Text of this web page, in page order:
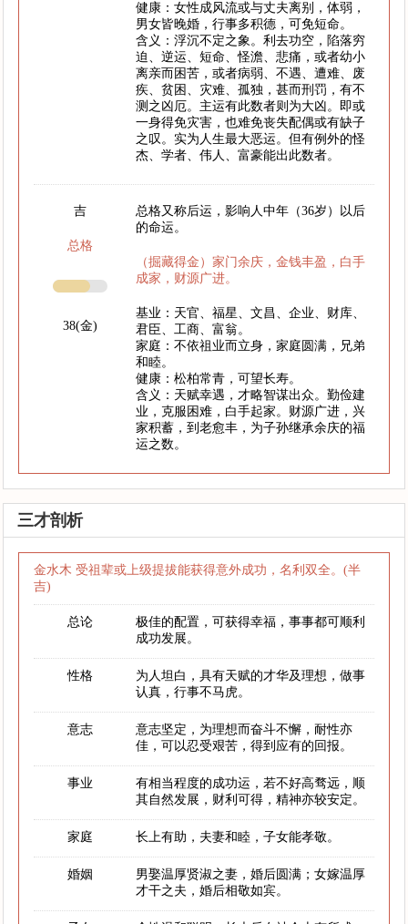
健康：女性成风流或与丈夫离别，体弱，
男女皆晚婚，行事多积德，可免短命。
含义：浮沉不定之象。利去功空，陷落穷
迫、逆运、短命、怪澹、悲痛，或者幼小
离亲而困苦，或者病弱、不遇、遭难、废
疾、贫困、灾难、孤独，甚而刑罚，有不
测之凶厄。主运有此数者则为大凶。即或
一身得免灾害，也难免丧失配偶或有缺子
之叹。实为人生最大恶运。但有例外的怪
杰、学者、伟人、富豪能出此数者。
吉
总格
38(金)
总格又称后运，影响人中年（36岁）以后
的命运。
（掘藏得金）家门余庆，金钱丰盈，白手
成家，财源广进。
基业：天官、福星、文昌、企业、财库、
君臣、工商、富翁。
家庭：不依祖业而立身，家庭圆满，兄弟
和睦。
健康：松柏常青，可望长寿。
含义：天赋幸遇，才略智谋出众。勤俭建
业，克服困难，白手起家。财源广进，兴
家积蓄，到老愈丰，为子孙继承余庆的福
运之数。
三才剖析
金水木 受祖辈或上级提拔能获得意外成功，名利双全。(半
吉)
总论
极佳的配置，可获得幸福，事事都可顺利
成功发展。
性格
为人坦白，具有天赋的才华及理想，做事
认真，行事不马虎。
意志
意志坚定，为理想而奋斗不懈，耐性亦
佳，可以忍受艰苦，得到应有的回报。
事业
有相当程度的成功运，若不好高骛远，顺
其自然发展，财利可得，精神亦较安定。
家庭 长上有助，夫妻和睦，子女能孝敬。
婚姻
男娶温厚贤淑之妻，婚后圆满；女嫁温厚
才干之夫，婚后相敬如宾。